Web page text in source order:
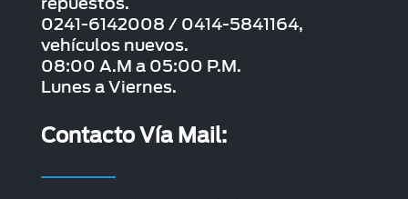
repuestos.
0241-6142008 / 0414-5841164,
vehículos nuevos.
08:00 A.M a 05:00 P.M.
Lunes a Viernes.
Contacto Vía Mail: